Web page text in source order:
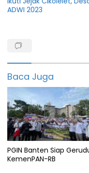
ADWI 2023
cinangka
Lebaran
Wisatawan
Baca Juga
PGIN Banten Siap
KemenPAN-RB